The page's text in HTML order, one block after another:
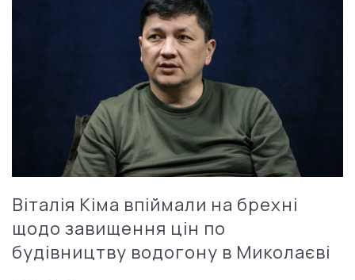
Віталія Кіма впіймали на брехні
щодо завищення цін по
будівництву водогону в Миколаєві